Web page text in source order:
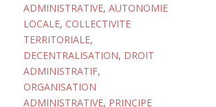
ADMINISTRATIVE, AUTONOMIE
LOCALE, COLLECTIVITE
TERRITORIALE,
DECENTRALISATION, DROIT
ADMINISTRATIF,
ORGANISATION
ADMINISTRATIVE, PRINCIPE